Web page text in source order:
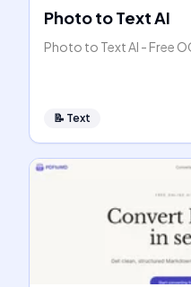
Photo to Text AI
Photo to Text AI - Free
📝 Text